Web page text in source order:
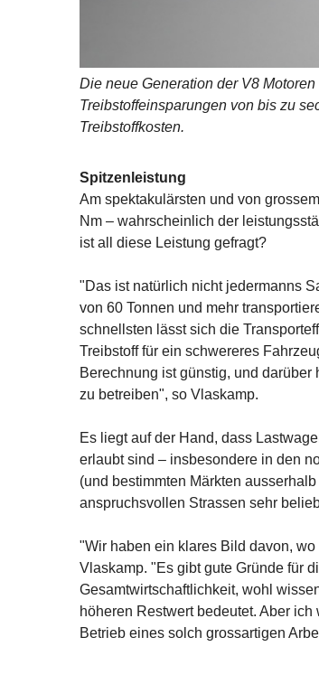
Die neue Generation der V8
Treibstoffeinsparungen von bis zu
Treibstoffkosten.
Spitzenleistung
Am spektakulärsten und von
Nm – wahrscheinlich der
ist all diese Leistung gefragt?
"Das ist natürlich nicht jedermanns
von 60 Tonnen und mehr
schnellsten lässt sich die
Treibstoff für ein schwereres
Berechnung ist günstig, und
zu betreiben", so Vlaskamp.
Es liegt auf der Hand, dass
erlaubt sind – insbesondere in den
(und bestimmten Märkten
anspruchsvollen Strassen sehr
"Wir haben ein klares Bild davon,
Vlaskamp. "Es gibt gute Gründe für
Gesamtwirtschaftlichkeit, wohl
höheren Restwert bedeutet. Aber
Betrieb eines solch grossartigen